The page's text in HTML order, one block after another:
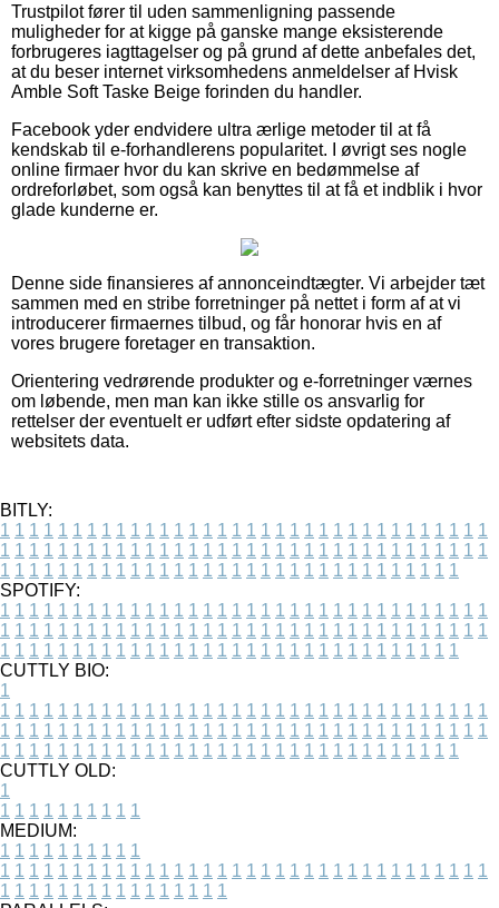
Trustpilot fører til uden sammenligning passende
muligheder for at kigge på ganske mange eksisterende
forbrugeres iagttagelser og på grund af dette anbefales det,
at du beser internet virksomhedens anmeldelser af Hvisk
Amble Soft Taske Beige forinden du handler.
Facebook yder endvidere ultra ærlige metoder til at få
kendskab til e-forhandlerens popularitet. I øvrigt ses nogle
online firmaer hvor du kan skrive en bedømmelse af
ordreforløbet, som også kan benyttes til at få et indblik i hvor
glade kunderne er.
Denne side finansieres af annonceindtægter. Vi arbejder tæt
sammen med en stribe forretninger på nettet i form af at vi
introducerer firmaernes tilbud, og får honorar hvis en af
vores brugere foretager en transaktion.
Orientering vedrørende produkter og e-forretninger værnes
om løbende, men man kan ikke stille os ansvarlig for
rettelser der eventuelt er udført efter sidste opdatering af
websitets data.
BITLY:
1 1 1 1 1 1 1 1 1 1 1 1 1 1 1 1 1 1 1 1 1 1 1 1 1 1 1 1 1 1 1 1 1 1
1 1 1 1 1 1 1 1 1 1 1 1 1 1 1 1 1 1 1 1 1 1 1 1 1 1 1 1 1 1 1 1 1 1
1 1 1 1 1 1 1 1 1 1 1 1 1 1 1 1 1 1 1 1 1 1 1 1 1 1 1 1 1 1 1 1
SPOTIFY:
1 1 1 1 1 1 1 1 1 1 1 1 1 1 1 1 1 1 1 1 1 1 1 1 1 1 1 1 1 1 1 1 1 1
1 1 1 1 1 1 1 1 1 1 1 1 1 1 1 1 1 1 1 1 1 1 1 1 1 1 1 1 1 1 1 1 1 1
1 1 1 1 1 1 1 1 1 1 1 1 1 1 1 1 1 1 1 1 1 1 1 1 1 1 1 1 1 1 1 1
CUTTLY BIO:
1
1 1 1 1 1 1 1 1 1 1 1 1 1 1 1 1 1 1 1 1 1 1 1 1 1 1 1 1 1 1 1 1 1 1
1 1 1 1 1 1 1 1 1 1 1 1 1 1 1 1 1 1 1 1 1 1 1 1 1 1 1 1 1 1 1 1 1 1
1 1 1 1 1 1 1 1 1 1 1 1 1 1 1 1 1 1 1 1 1 1 1 1 1 1 1 1 1 1 1 1
CUTTLY OLD:
1
1 1 1 1 1 1 1 1 1 1
MEDIUM:
1 1 1 1 1 1 1 1 1 1
1 1 1 1 1 1 1 1 1 1 1 1 1 1 1 1 1 1 1 1 1 1 1 1 1 1 1 1 1 1 1 1 1 1
1 1 1 1 1 1 1 1 1 1 1 1 1 1 1 1